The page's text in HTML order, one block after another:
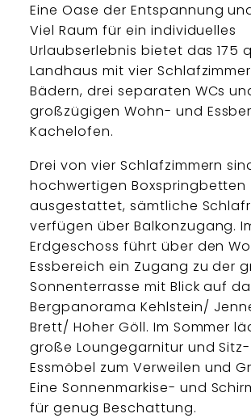
Eine Oase der Entspannung
Viel Raum für ein individuelles
Urlaubserlebnis bietet das 175
Landhaus mit vier
Bädern, drei separaten WCs
großzügigen Wohn- und
Kachelofen.
Drei von vier Schlafzimmern
hochwertigen Boxspringbetten
ausgestattet, sämtliche
verfügen über Balkonzugang.
Erdgeschoss führt über den
Essbereich ein Zugang zu der
Sonnenterrasse mit Blick auf
Bergpanorama Kehlstein/
Brett/ Hoher Göll. Im Sommer
große Loungegarnitur und
Essmöbel zum Verweilen und
Eine Sonnenmarkise- und
für genug Beschattung.